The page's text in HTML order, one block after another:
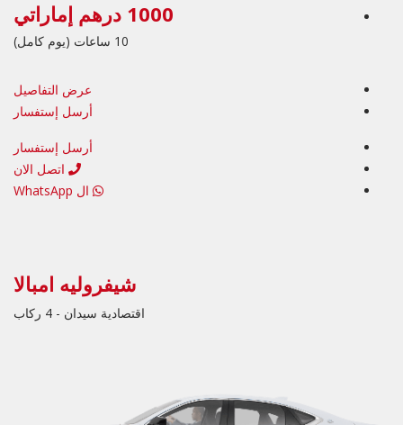
1000 درهم إماراتي
10 ساعات (يوم كامل)
عرض التفاصيل
أرسل إستفسار
أرسل إستفسار
اتصل الان
ال WhatsApp
شيفروليه امبالا
اقتصادية سيدان - 4 ركاب